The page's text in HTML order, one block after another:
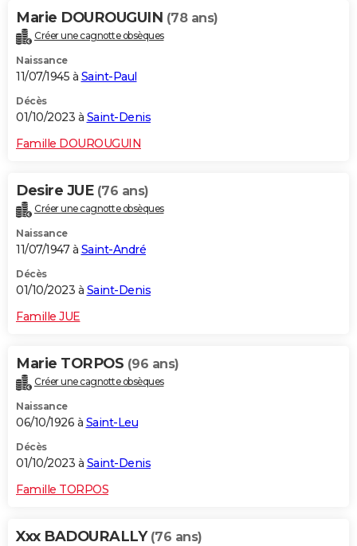
Marie DOUROUGUIN (78 ans)
Créer une cagnotte obsèques
Naissance
11/07/1945 à Saint-Paul
Décès
01/10/2023 à Saint-Denis
Famille DOUROUGUIN
Desire JUE (76 ans)
Créer une cagnotte obsèques
Naissance
11/07/1947 à Saint-André
Décès
01/10/2023 à Saint-Denis
Famille JUE
Marie TORPOS (96 ans)
Créer une cagnotte obsèques
Naissance
06/10/1926 à Saint-Leu
Décès
01/10/2023 à Saint-Denis
Famille TORPOS
Xxx BADOURALLY (76 ans)